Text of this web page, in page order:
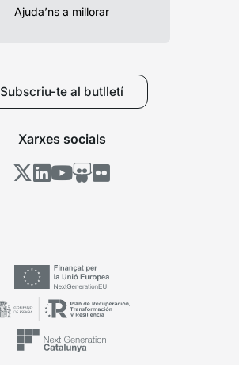
Ajuda’ns a millorar
Subscriu-te al butlletí
Xarxes socials